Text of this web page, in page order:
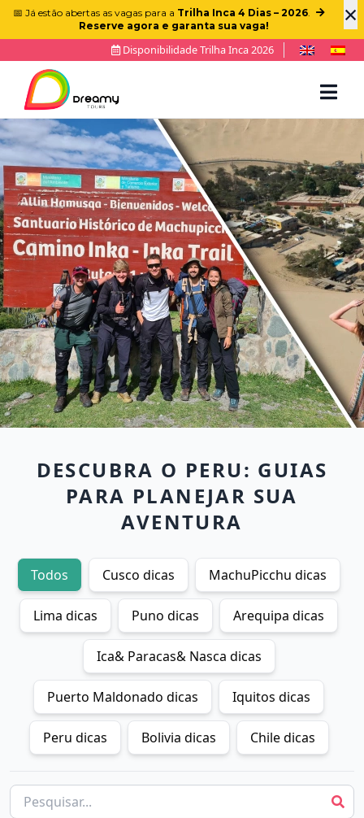
×
📅 Já estão abertas as vagas para a Trilha Inca 4 Dias – 2026.
Reserve agora e garanta sua vaga!
Disponibilidade Trilha Inca 2026
DESCUBRA O PERU: GUIAS
PARA PLANEJAR SUA
AVENTURA
Todos Cusco dicas MachuPicchu dicas
Lima dicas Puno dicas Arequipa dicas
Ica& Paracas& Nasca dicas
Puerto Maldonado dicas Iquitos dicas
Peru dicas Bolivia dicas Chile dicas